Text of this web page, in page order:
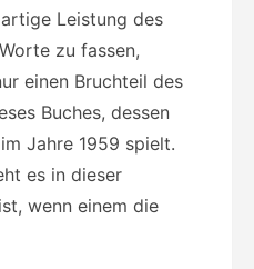
Leistung des
zu fassen,
einen Bruchteil des
Buches, dessen
Jahre 1959 spielt.
es in dieser
wenn einem die